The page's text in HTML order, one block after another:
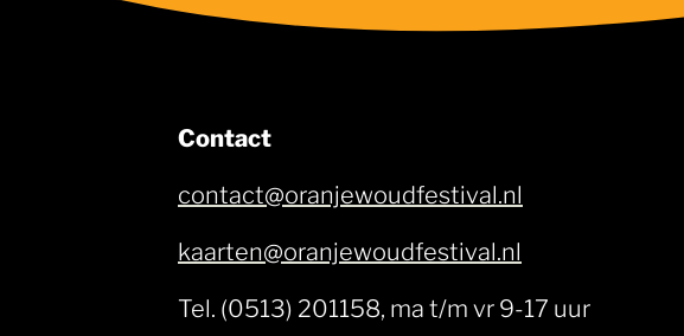
Contact
contact@oranjewoudfestival.nl
kaarten@oranjewoudfestival.nl
Tel. (0513) 201158, ma t/m vr 9-17 uur